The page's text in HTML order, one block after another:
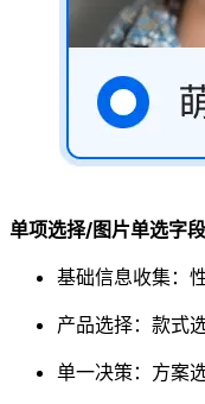
单项选择/图片单选字
基础信息收集：
产品选择：款式
单一决策：方案